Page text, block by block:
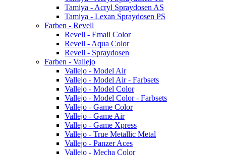
Tamiya - Acryl Spraydosen AS
Tamiya - Lexan Spraydosen PS
Farben - Revell
Revell - Email Color
Revell - Aqua Color
Revell - Spraydosen
Farben - Vallejo
Vallejo - Model Air
Vallejo - Model Air - Farbsets
Vallejo - Model Color
Vallejo - Model Color - Farbsets
Vallejo - Game Color
Vallejo - Game Air
Vallejo - Game Xpress
Vallejo - True Metallic Metal
Vallejo - Panzer Aces
Vallejo - Mecha Color